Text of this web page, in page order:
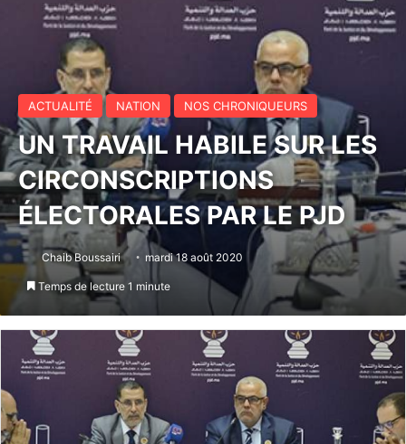
ACTUALITÉ NATION NOS CHRONIQUEURS
UN TRAVAIL HABILE SUR LES
CIRCONSCRIPTIONS
ÉLECTORALES PAR LE PJD
Chaib Boussairi mardi 18 août 2020
Temps de lecture 1 minute